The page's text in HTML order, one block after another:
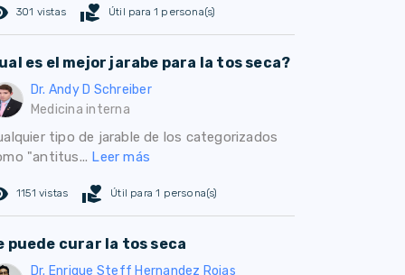
301 vistas volunteer_activism Útil para 1 persona(s)
es el mejor jarabe para la tos seca?
Dr. Andy D Schreiber
Medicina interna
tipo de jarable de los categorizados
"antitus... Leer más
1151 vistas volunteer_activism Útil para 1 persona(s)
puede curar la tos seca
Dr. Enrique Steff Hernandez Rojas